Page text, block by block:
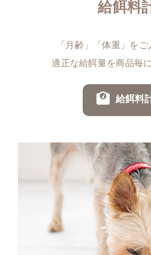
給餌料
「月齢」「体重」を
適正な給餌量を商品毎
給餌料